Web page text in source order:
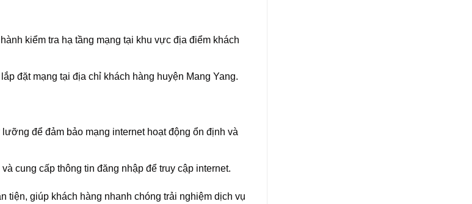
kiểm tra hạ tầng mạng tại khu vực địa điểm khách
đặt mạng tại địa chỉ khách hàng huyện Mang Yang.
để đảm bảo mạng internet hoạt động ổn định và
cung cấp thông tin đăng nhập để truy cập internet.
tiện, giúp khách hàng nhanh chóng trải nghiệm dịch vụ